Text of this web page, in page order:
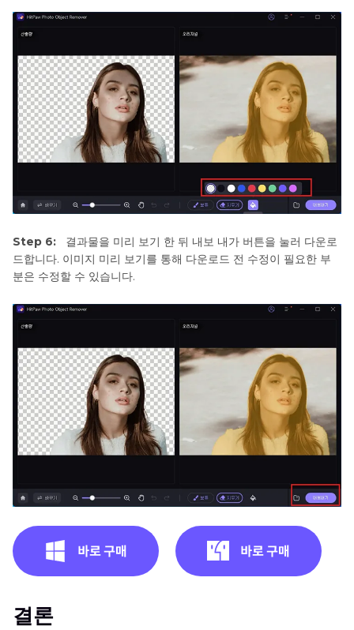
Step 6:
결과물을 미리 보기 한 뒤 내보 내가 버튼을 눌러 다운로
드합니다. 이미지 미리 보기를 통해 다운로드 전 수정이 필요한 부
분은 수정할 수 있습니다.
결론